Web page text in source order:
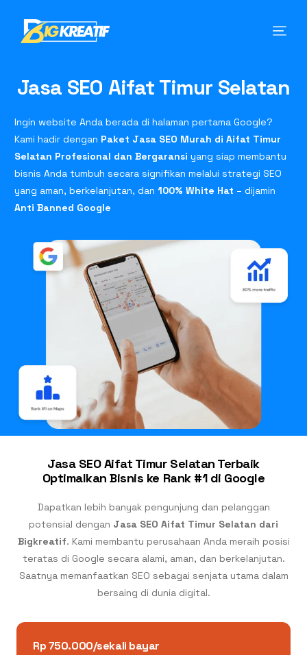
Jasa SEO Aifat Timur Selatan
Ingin website Anda berada di halaman pertama Google?
Kami hadir dengan Paket Jasa SEO Murah di Aifat Timur
Selatan Profesional dan Bergaransi yang siap membantu
bisnis Anda tumbuh secara signifikan melalui strategi SEO
yang aman, berkelanjutan, dan100% White Hat – dijamin
Anti Banned Google
Jasa SEO Aifat Timur Selatan Terbaik
Optimalkan Bisnis ke Rank #1 di Google
Dapatkan lebih banyak pengunjung dan pelanggan
potensial dengan Jasa SEO Aifat Timur Selatan dari
Bigkreatif. Kami membantu perusahaan Anda meraih posisi
teratas di Google secara alami, aman, dan berkelanjutan.
Saatnya memanfaatkan SEO sebagai senjata utama dalam
bersaing di dunia digital.
Rp 750.000/sekali bayar